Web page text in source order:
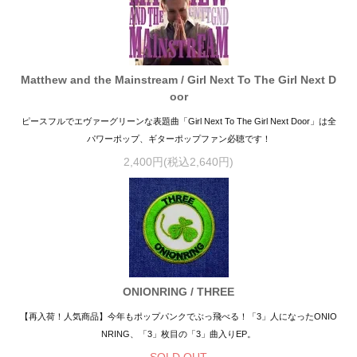
Matthew and the Mainstream / Girl Next To The Girl Next D
oor
ピースフルでエヴァーグリーンな表題曲「Girl Next To The Girl Next Door」は全
パワーポップ、ギターポップファン必聴です！
2,400円(税込2,640円)
ONIONRING / THREE
【再入荷！人気商品】今年もポップパンクでぶっ飛べる！「3」人になったONIO
NRING、「3」枚目の「3」曲入りEP。